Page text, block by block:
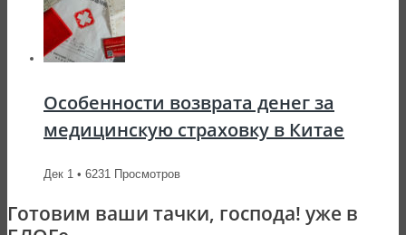
Особенности возврата денег за
медицинскую страховку в Китае
Дек 1 • 6231 Просмотров
Готовим ваши тачки, господа! уже в